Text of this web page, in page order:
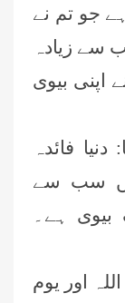
ہے جو تم نے
سے زیادہ
اپنی بیوی
فائدہ
سب سے
بیوی ہے۔
اور یوم